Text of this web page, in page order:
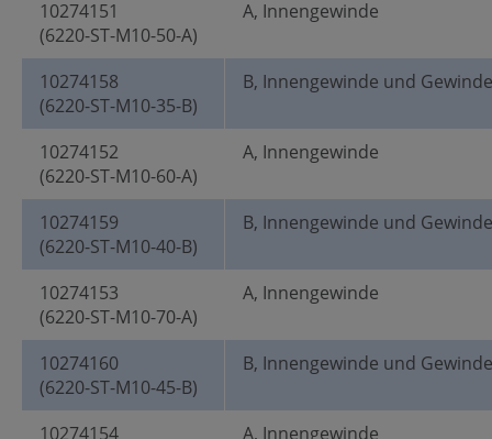
10274151
(6220-ST-M10-50-A)
A, Innengewinde
10274158
(6220-ST-M10-35-B)
B, Innengewinde und
10274152
(6220-ST-M10-60-A)
A, Innengewinde
10274159
(6220-ST-M10-40-B)
B, Innengewinde und
10274153
(6220-ST-M10-70-A)
A, Innengewinde
10274160
(6220-ST-M10-45-B)
B, Innengewinde und
10274154
A, Innengewinde